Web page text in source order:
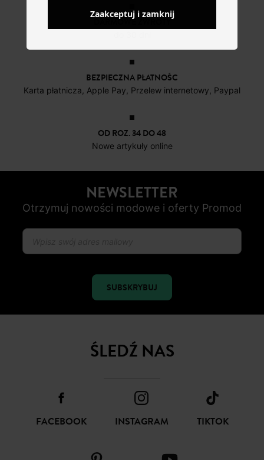
DARMOWE ZWROTY
BEZPIECZNA PŁATNOŚC
Karta płatnicza, Apple Pay, Przelew internetowy, Paypal
OD ROZ. 34 DO 48
Nowe artykuły online
NEWSLETTER
Otrzymuj nowości modowe i oferty Promod
SUBSKRYBUJ
ŚLEDŹ NAS
FACEBOOK INSTAGRAM TIKTOK
Zaakceptuj i zamknij